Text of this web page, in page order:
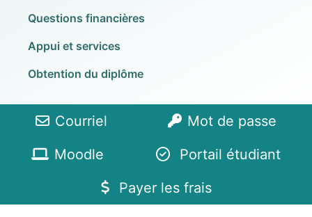
Questions financières
Appui et services
Obtention du diplôme
Courriel
Mot de passe
Moodle
Portail étudiant
Payer les frais